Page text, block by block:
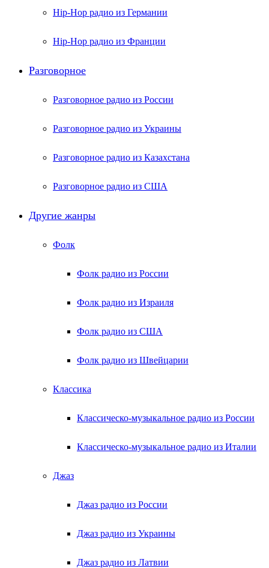
Hip-Hop радио из Германии
Hip-Hop радио из Франции
Разговорное
Разговорное радио из России
Разговорное радио из Украины
Разговорное радио из Казахстана
Разговорное радио из США
Другие жанры
Фолк
Фолк радио из России
Фолк радио из Израиля
Фолк радио из США
Фолк радио из Швейцарии
Классика
Классическо-музыкальное радио из России
Классическо-музыкальное радио из Италии
Джаз
Джаз радио из России
Джаз радио из Украины
Джаз радио из Латвии